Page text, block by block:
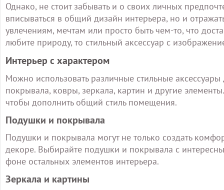
Однако, не стоит забывать и о своих личных
вписываться в общий дизайн интерьера, но и
увлечениям, мечтам или просто быть чем-то, что
любите природу, то стильный аксессуар с
Интерьер с характером
Можно использовать различные стильные
покрывала, ковры, зеркала, картин и другие
чтобы дополнить общий стиль помещения.
Подушки и покрывала
Подушки и покрывала могут не только создать
декоре. Выбирайте подушки и покрывала с
фоне остальных элементов интерьера.
Зеркала и картины